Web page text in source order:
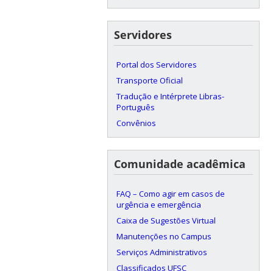
Servidores
Portal dos Servidores
Transporte Oficial
Tradução e Intérprete Libras-
Português
Convênios
Comunidade acadêmica
FAQ – Como agir em casos de
urgência e emergência
Caixa de Sugestões Virtual
Manutenções no Campus
Serviços Administrativos
Classificados UFSC